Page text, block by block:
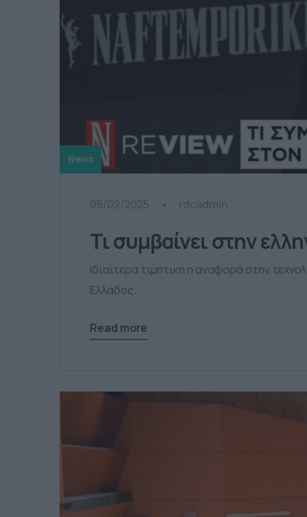
News
05/02/2025 rdcadmin
Τι συμβαίνει στην
Ιδιαίτερα τιμητική η αναφορά στην
Ελλάδος.
Read more